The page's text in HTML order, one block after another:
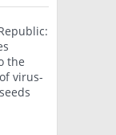
the
virus-